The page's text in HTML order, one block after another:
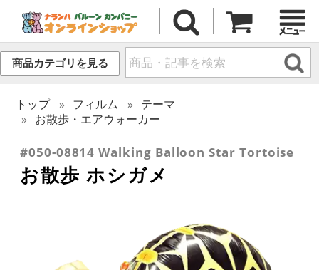
商品カテゴリを見る
トップ フィルム
テーマ
お散歩・エアウォーカー
#050-08814 Walking Balloon Star Tortoise
お散歩 ホシガメ